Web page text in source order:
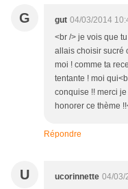
G gut 04/03/2014
<br /> je vois que
allais choisir sucré
moi ! comme ta
tentante ! moi
conquise !! merci
honorer ce thème
Répondre
U ucorinnette 04/03/